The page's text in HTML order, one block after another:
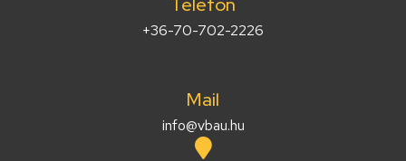
+36-70-702-2226
Mail
info@vbau.hu